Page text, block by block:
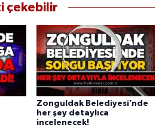
çekebilir
Zonguldak Belediyesi’nde
her şey detaylıca
incelenecek!